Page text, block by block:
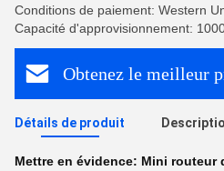
Conditions de paiement: Western
Capacité d'approvisionnement:
Obtenez le meilleur
Détails de produit
Mettre en évidence: Mini routeur